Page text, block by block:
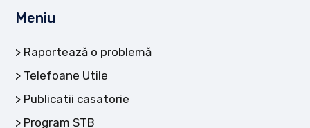
Meniu
Raportează o problemă
Telefoane Utile
Publicatii casatorie
Program STB